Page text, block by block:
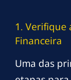
1. Verifique
Financeira
Uma das